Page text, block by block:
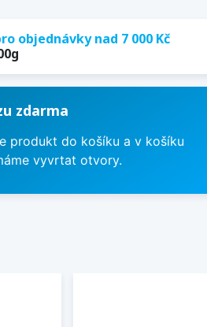
objednávky nad 7 000 Kč
zdarma
produkt do košíku a v košíku
vyvrtat otvory.